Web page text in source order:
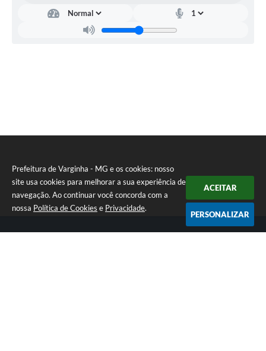
Prefeitura de Varginha - MG e os cookies: nosso
site usa cookies para melhorar a sua experiência de
navegação. Ao continuar você concorda com a
nossa Política de Cookies e Privacidade.
ACEITAR
PERSONALIZAR